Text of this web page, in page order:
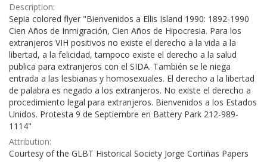
Description:
Sepia colored flyer "Bienvenidos a Ellis Island 1990: 1892-1990
Cien Años de Inmigración, Cien Años de Hipocresia. Para los
extranjeros VIH positivos no existe el derecho a la vida a la
libertad, a la felicidad, tampoco existe el derecho a la salud
publica para extranjeros con el SIDA. También se le niega
entrada a las lesbianas y homosexuales. El derecho a la libertad
de palabra es negado a los extranjeros. No existe el derecho a
procedimiento legal para extranjeros. Bienvenidos a los Estados
Unidos. Protesta 9 de Septiembre en Battery Park 212-989-
1114"
Attribution:
Courtesy of the GLBT Historical Society Jorge Cortiñas Papers